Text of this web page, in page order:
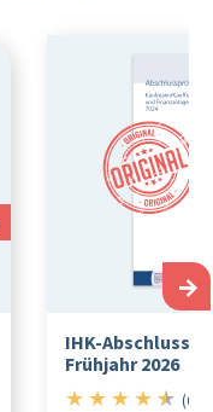
IHK-
Frühjahr 2026
★ ★ ★ ★ ★ 4.5/5
(6)
→